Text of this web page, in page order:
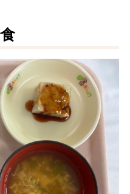
文化・スポーツ
ズ
拡大